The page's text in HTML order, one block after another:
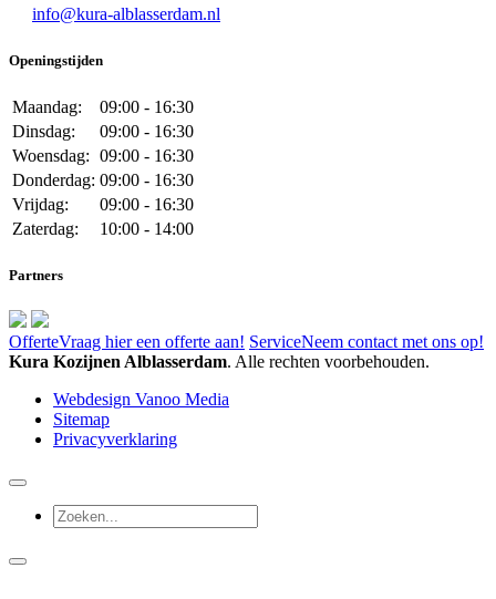
info@kura-alblasserdam.nl
Openingstijden
Maandag:
09:00 - 16:30
Dinsdag:
09:00 - 16:30
Woensdag: 09:00 - 16:30
Donderdag: 09:00 - 16:30
Vrijdag:
09:00 - 16:30
Zaterdag:
10:00 - 14:00
Partners
OfferteVraag hier een offerte aan! ServiceNeem contact met ons op!
Kura Kozijnen Alblasserdam. Alle rechten voorbehouden.
Webdesign Vanoo Media
Sitemap
Privacyverklaring